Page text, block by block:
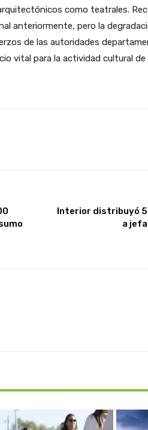
como teatrales.
anteriormente, pero la
de las autoridades
vital para la actividad cultural
Interior distribuyó
a